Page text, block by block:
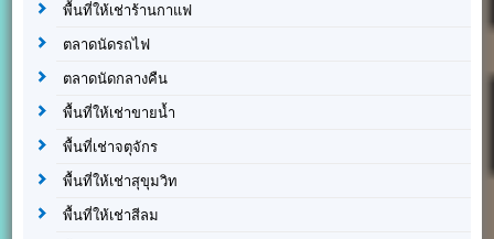
พื้นที่ให้เช่าร้านกาแฟ
ตลาดนัดรถไฟ
ตลาดนัดกลางคืน
พื้นที่ให้เช่าขายน้ำ
พื้นที่เช่าจตุจักร
พื้นที่ให้เช่าสุขุมวิท
พื้นที่ให้เช่าสีลม